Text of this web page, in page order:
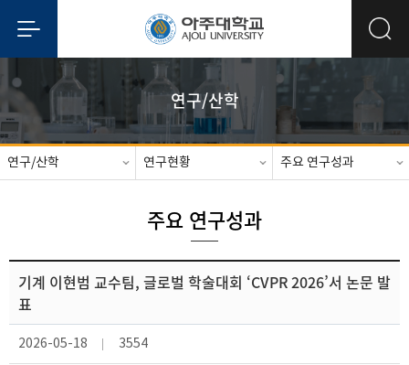
연구/산학
연구/산학 연구현황 주요 연구성과
주요 연구성과
기계 이현범 교수팀, 글로벌 학술대회 ‘CVPR 2026’서 논문 발
표
2026-05-18 3554